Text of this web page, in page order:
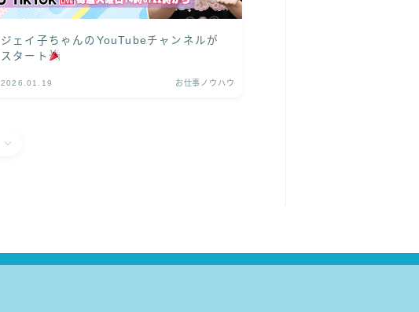
ジェイ子ちゃんのYouTubeチャンネルが
スタート
2026.01.19 お仕事ノウハウ